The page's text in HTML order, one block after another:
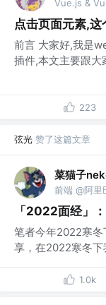
点击页面元素,
前言 大家好,我是
插件,本文主要跟大
223
弦光 赞了这篇文章
菜猫子
前端 @阿里
「2022面经」
笔者今年2022寒冬
享，在2022寒冬下
1.0k